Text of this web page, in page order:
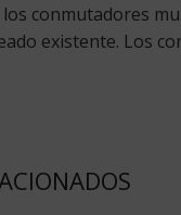
conmutadores
existente. Los